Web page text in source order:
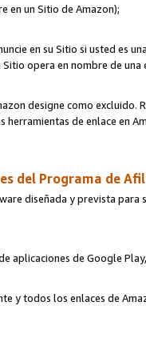
en un Sitio de Amazon);
en su Sitio si usted es
opera en nombre de
designe como excluido.
de enlace en
del Programa de
diseñada y prevista
aplicaciones de Google
y todos los enlaces de